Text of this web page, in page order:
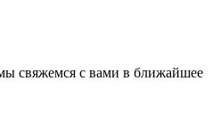
свяжемся с вами в ближайшее